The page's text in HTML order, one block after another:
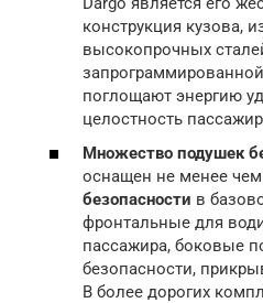
конструкция кузова,
высокопрочных
поглощают энергию
целостность
Множество подушек
оснащен не менее
безопасности в
фронтальные для
пассажира, боковые
безопасности,
В более дорогих